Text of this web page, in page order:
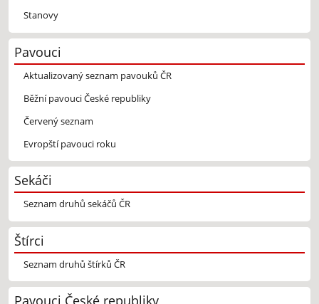
Stanovy
Pavouci
Aktualizovaný seznam pavouků ČR
Běžní pavouci České republiky
Červený seznam
Evropští pavouci roku
Sekáči
Seznam druhů sekáčů ČR
Štírci
Seznam druhů štírků ČR
Pavouci České republiky